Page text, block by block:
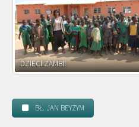
DZIECI MADAGASKARU
BŁ. JAN BEYZYM